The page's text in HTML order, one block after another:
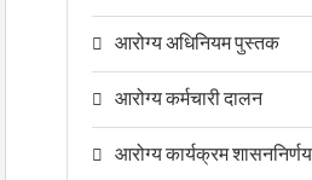
आरोग्य अधिनियम पुस्तक
आरोग्य कर्मचारी दालन
आरोग्य कार्यक्रम शासननिर्णय